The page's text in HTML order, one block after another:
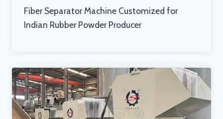
Fiber Separator Machine Customized for
Indian Rubber Powder Producer